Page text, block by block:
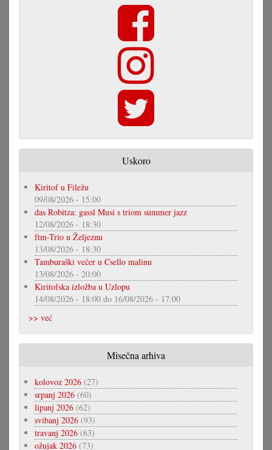
Uskoro
Kiritof u Filežu
09/08/2026 - 15:00
das Robitza: gassl Musi s triom summer jazz
12/08/2026 - 18:30
ftm-Trio u Željeznu
13/08/2026 - 18:30
Tamburaški večer u Csello malinu
13/08/2026 - 20:00
Kiritofska izložba u Uzlopu
14/08/2026 - 18:00 do 16/08/2026 - 17:00
>> već
Misečna arhiva
kolovoz 2026 (27)
srpanj 2026 (60)
lipanj 2026 (62)
svibanj 2026 (93)
travanj 2026 (63)
ožujak 2026 (73)